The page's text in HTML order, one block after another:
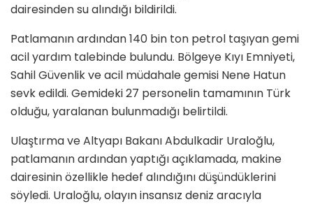
dairesinden su alındığı bildirildi.
Patlamanın ardından 140 bin ton petrol taşıyan gemi
acil yardım talebinde bulundu. Bölgeye Kıyı Emniyeti,
Sahil Güvenlik ve acil müdahale gemisi Nene Hatun
sevk edildi. Gemideki 27 personelin tamamının Türk
olduğu, yaralanan bulunmadığı belirtildi.
Ulaştırma ve Altyapı Bakanı Abdulkadir Uraloğlu,
patlamanın ardından yaptığı açıklamada, makine
dairesinin özellikle hedef alındığını düşündüklerini
söyledi. Uraloğlu, olayın insansız deniz aracıyla